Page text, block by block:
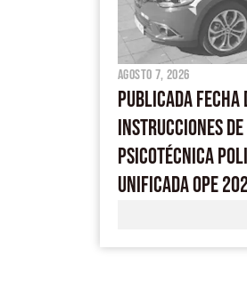
agosto 7, 2026
PUBLICADA FECHA
INSTRUCCIONES
PSICOTÉCNICA
UNIFICADA OPE